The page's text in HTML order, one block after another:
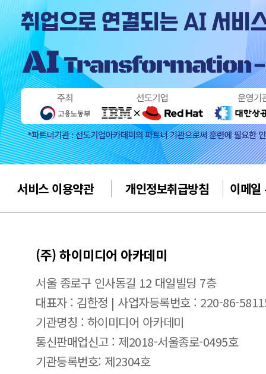
서비스 이용약관 개인정보취급방침 이메일
(주) 하이미디어 아카데미
서울 종로구 인사동길 12 대일빌딩 7층
대표자 : 김한정 | 사업자등록번호 : 220-86-
기관명칭 : 하이미디어 아카데미
통신판매업신고 : 제2018-서울종로-0495호
기관등록번호: 제2304호